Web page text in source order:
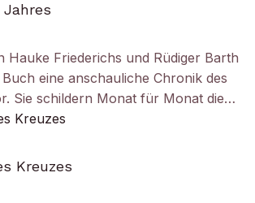
Jahres
Hauke Friederichs und Rüdiger Barth
eine anschauliche Chronik des
Sie schildern Monat für Monat die…
Kreuzes